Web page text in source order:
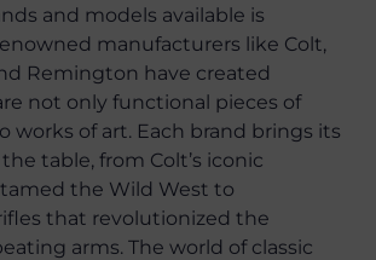
and models available is
manufacturers like Colt,
Remington have created
not only functional pieces of
works of art. Each brand brings its
table, from Colt’s iconic
the Wild West to
that revolutionized the
arms. The world of classic